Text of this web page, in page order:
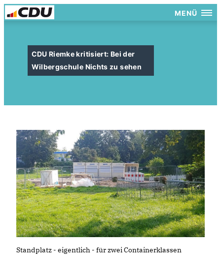
MENÜ
CDU Riemke kritisiert: Bei der
Wilbergschule Nichts zu sehen
Standplatz - eigentlich - für zwei Containerklassen